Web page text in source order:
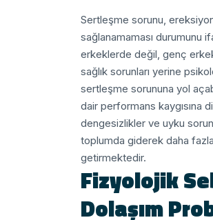
Sertleşme sorunu,
sağlanamaması durumunu
erkeklerde değil, genç
sağlık sorunları yerine
sertleşme sorununa yol
dair performans kaygısına
dengesizlikler ve uyku
toplumda giderek daha
getirmektedir.
Fizyolojik
Dolaşım